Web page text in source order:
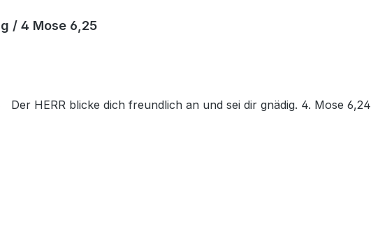
/ 4 Mose 6,25
HERR blicke dich freundlich an und sei dir gnädig. 4. Mose